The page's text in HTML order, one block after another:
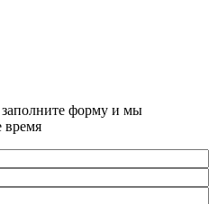
форму и мы
время